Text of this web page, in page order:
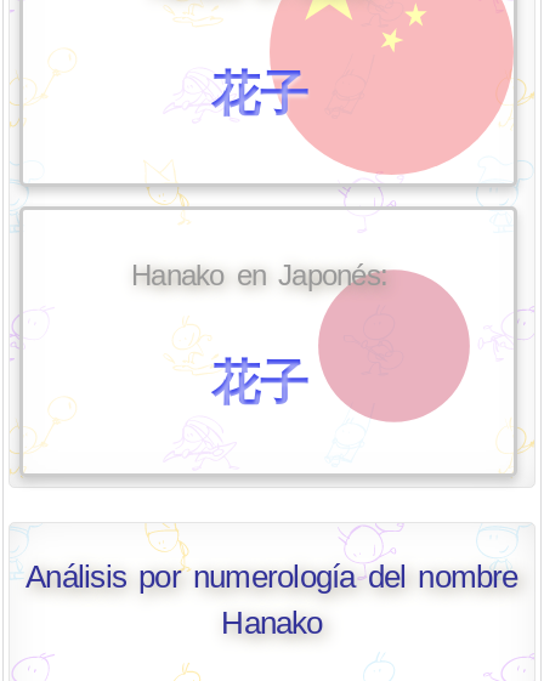
花子
Hanako en Japonés:
花子
Análisis por numerología del nombre
Hanako